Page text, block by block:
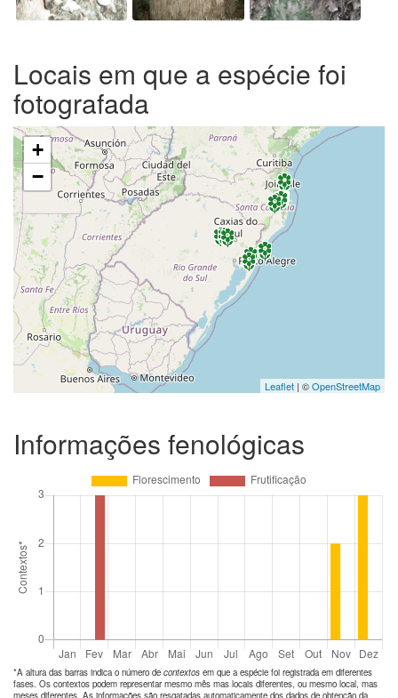
Locais em que a espécie foi
fotografada
+
−
Leaflet | ©OpenStreetMap
Informações fenológicas
*A altura das barras indica o número de contextos em que a espécie foi registrada em diferentes
fases. Os contextos podem representar mesmo mês mas locais diferentes, ou mesmo local, mas
meses diferentes. As informações são resgatadas automaticamente dos dados de obtenção da